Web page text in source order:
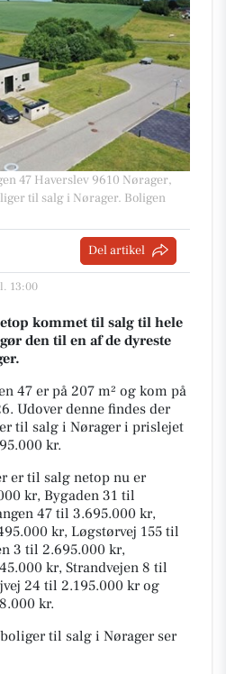
47 Haverslev 9610 Nørager,
til salg i Nørager. Boligen
Del artikel
13:00
kommet til salg til hele
den til en af de dyreste
47 er på 207 m² og kom på
Udover denne findes der
til salg i Nørager i prislejet
kr.
er til salg netop nu er
kr, Bygaden 31 til
47 til 3.695.000 kr,
kr, Løgstørvej 155 til
3 til 2.695.000 kr,
kr, Strandvejen 8 til
24 til 2.195.000 kr og
kr.
til salg i Nørager ser